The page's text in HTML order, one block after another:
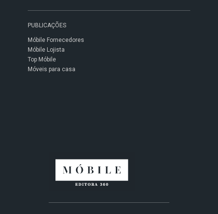
PUBLICAÇÕES
Móbile Fornecedores
Móbile Lojista
Top Móbile
Móveis para casa